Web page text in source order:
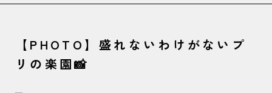
【PHOTO】盛れないわけがないプ
リの楽園📸